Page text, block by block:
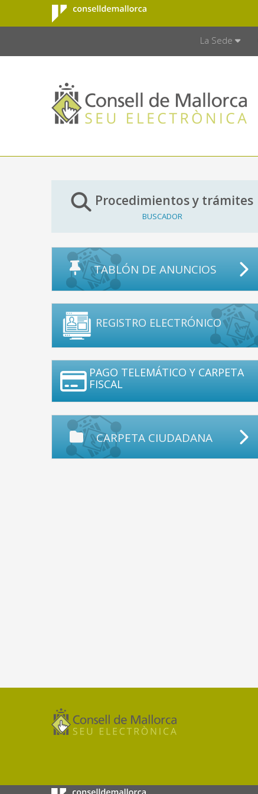
Saltar al contenido principal
Consell de
Mallorca
La Sede
Procedimientos y trámites
BUSCADOR
TABLÓN DE ANUNCIOS
REGISTRO ELECTRÓNICO
PAGO TELEMÁTICO Y CARPETA
FISCAL
CARPETA CIUDADANA